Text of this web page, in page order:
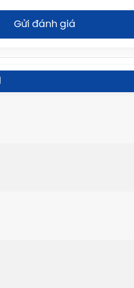
Gửi đánh giá